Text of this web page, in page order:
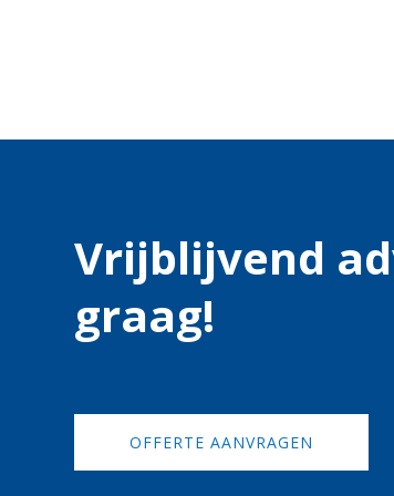
Vrijblijvend
graag!
OFFERTE AANVRAGEN